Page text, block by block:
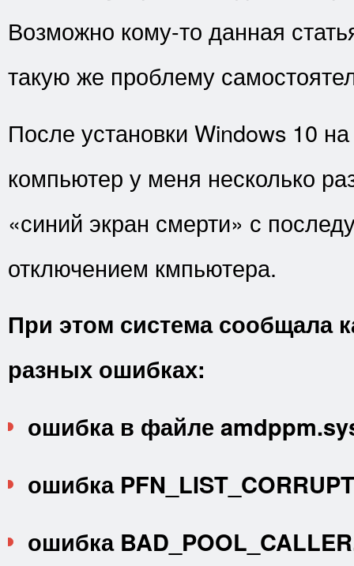
Возможно кому-то данная
такую же проблему
После установки Windows 10
компьютер у меня несколько
«синий экран смерти» с
отключением кмпьютера.
При этом система сообщала
разных ошибках:
ошибка в файле
ошибка
ошибка